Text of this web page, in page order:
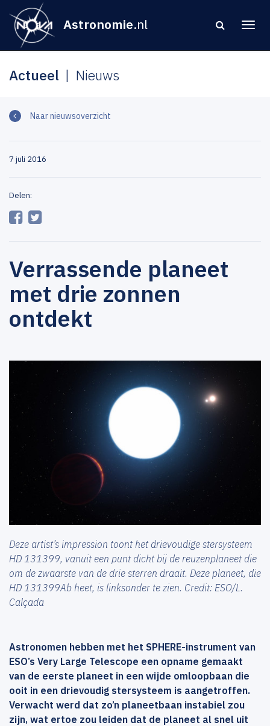
Astronomie.nl
Actueel Nieuws
Naar nieuwsoverzicht
7 juli 2016
Delen:
Verrassende planeet
met drie zonnen
ontdekt
Deze artist’s impression toont het drievoudige stersysteem
HD 131399, vanuit een punt dicht bij de reuzenplaneet die
om de zwaarste van de drie sterren draait. Deze planeet, die
HD 131399Ab heet, is linksonder te zien. Credit: ESO/L.
Calçada
Astronomen hebben met het SPHERE-instrument van
ESO’s Very Large Telescope een opname gemaakt
van de eerste planeet in een wijde omloopbaan die
ooit in een drievoudig stersysteem is aangetroffen.
Verwacht werd dat zo’n planeetbaan instabiel zou
zijn, wat ertoe zou leiden dat de planeet al snel uit